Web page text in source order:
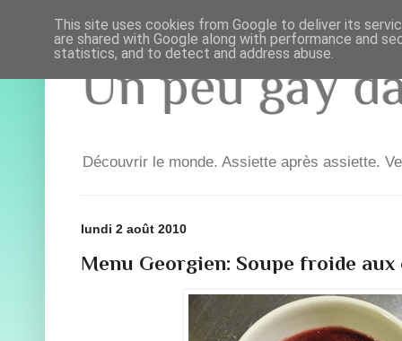
Un peu gay
Découvrir le monde. Assiette après assiette.
lundi 2 août 2010
Menu Georgien: Soupe froide
This site uses cookies from Google to deliver its
are shared with Google along with performance and
statistics, and to detect and address abuse.